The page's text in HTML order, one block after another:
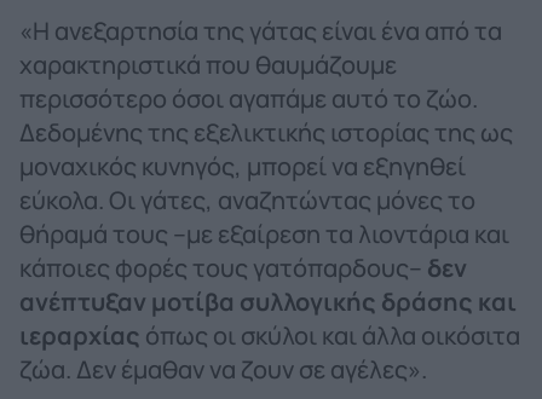
«Η ανεξαρτησία της γάτας είναι ένα από τα
χαρακτηριστικά που θαυμάζουμε
περισσότερο όσοι αγαπάμε αυτό το ζώο.
Δεδομένης της εξελικτικής ιστορίας της ως
μοναχικός κυνηγός, μπορεί να εξηγηθεί
εύκολα. Οι γάτες, αναζητώντας μόνες το
θήραμά τους –με εξαίρεση τα λιοντάρια και
κάποιες φορές τους γατόπαρδους– δεν
ανέπτυξαν μοτίβα συλλογικής δράσης και
ιεραρχίας όπως οι σκύλοι και άλλα οικόσιτα
ζώα. Δεν έμαθαν να ζουν σε αγέλες».